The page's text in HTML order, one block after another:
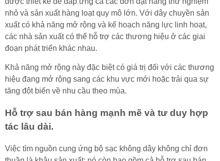
nhỏ và sản xuất hàng loạt quy mô lớn. Với dây chuyền sản
xuất có khả năng mở rộng và kế hoạch năng lực linh hoạt,
các nhà sản xuất có thể hỗ trợ các thương hiệu ở các giai
đoạn phát triển khác nhau.
Khả năng mở rộng này đặc biệt có giá trị đối với các thương
hiệu đang mở rộng sang các khu vực mới hoặc trải qua sự
tăng đột biến về nhu cầu theo mùa.
Hỗ trợ sau bán hàng mạnh mẽ và tư duy hợp
tác lâu dài.
Việc tìm nguồn cung ứng bộ sạc không dây không chỉ đơn